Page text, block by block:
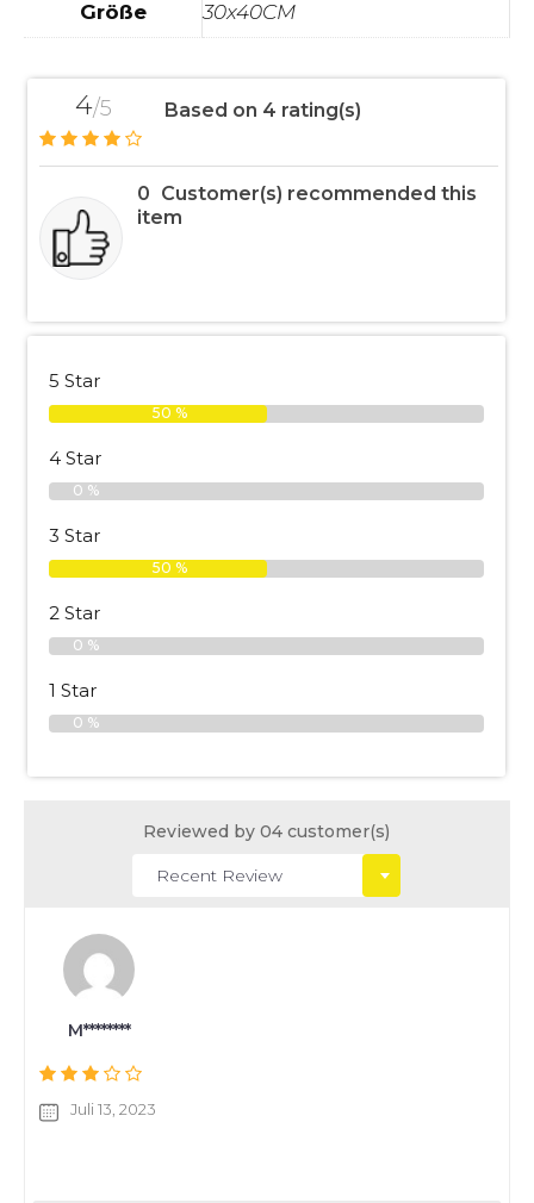
Größe 30x40CM
4/5 Based on 4 rating(s)
0 Customer(s) recommended this
item
5 Star
50 %
4 Star
0 %
3 Star
50 %
2 Star
0 %
1 Star
0 %
Reviewed by 04 customer(s)
M********
Juli 13, 2023